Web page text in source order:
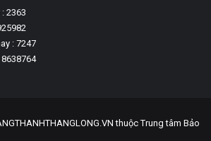
2363
: 7247
thuộc Trung tâm Bảo